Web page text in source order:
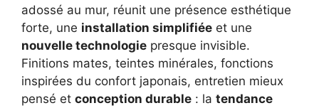
adossé au mur, réunit une présence esthétique
forte, une installation simplifiée et une
nouvelle technologie presque invisible.
Finitions mates, teintes minérales, fonctions
inspirées du confort japonais, entretien mieux
pensé et conception durable : la tendance